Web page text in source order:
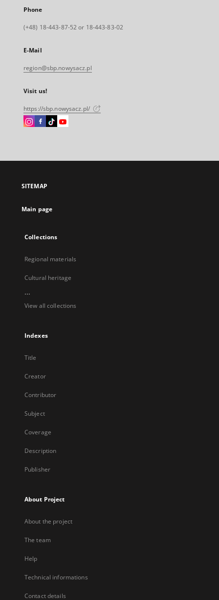
Phone
(+48) 18-443-87-52 or 18-443-83-02
E-Mail
region@sbp.nowysacz.pl
Visit us!
https://sbp.nowysacz.pl/
Instagram
open
new
Facebook
open
new
Instagram
open
new
Instagram
open
SITEMAP
Main page
Collections
Regional materials
Cultural heritage
...
View all collections
Indexes
Title
Creator
Contributor
Subject
Coverage
Description
Publisher
About Project
About the project
The team
Help
Technical informations
Contact details